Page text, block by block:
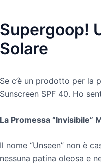
Supergoop!
Solare
Se c’è un prodotto per la
Sunscreen SPF 40. Ho
La Promessa “Invisibile”
Il nome “Unseen” non è
nessuna patina oleosa e